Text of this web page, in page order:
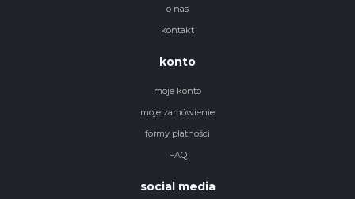
o nas
kontakt
konto
moje konto
moje zamówienie
formy płatności
FAQ
social media